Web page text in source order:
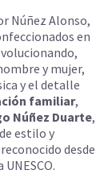
Núñez Alonso,
en
y mujer,
y el detalle
familiar,
Núñez Duarte,
estilo y
desde